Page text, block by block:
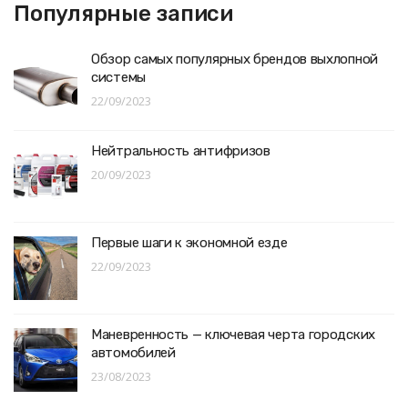
Популярные записи
Обзор самых популярных брендов выхлопной
системы
22/09/2023
Нейтральность антифризов
20/09/2023
Первые шаги к экономной езде
22/09/2023
Маневренность — ключевая черта городских
автомобилей
23/08/2023